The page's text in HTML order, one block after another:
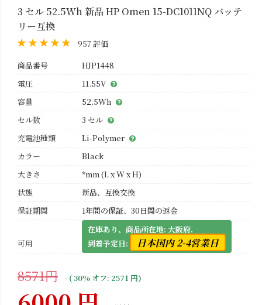
3 セル 52.5Wh 新品 HP Omen 15-DC1011NQ バッテ
リー互換
957 評価
商品番号
HJP1448
電圧
11.55V
容量
52.5Wh
セル数
3 セル
充電池種類
Li-Polymer
カラー
Black
大きさ
*mm (L x W x H)
状態
新品、互換交換
保証期間
1年間の保証、30日間の返金
可用
在庫あり、商品所在地: 大阪府.
到着予定日:
日本国内 2-4営業日
8571円 - ( 30% オフ: 2571 円)